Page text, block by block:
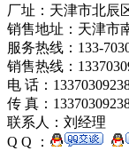
厂址：天津市北辰
销售地址：天津市
服务热线：133-
销售热线：
电 话：
传 真：
联系人：刘经理
Q Q ：